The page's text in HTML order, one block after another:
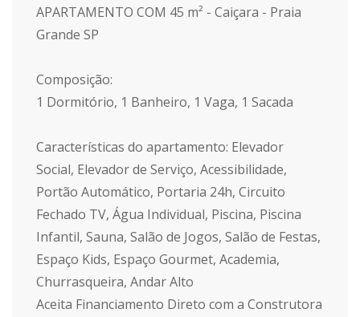
APARTAMENTO COM 45 m² - Caiçara - Praia
Grande SP
Composição:
1 Dormitório, 1 Banheiro, 1 Vaga, 1 Sacada
Características do apartamento: Elevador
Social, Elevador de Serviço, Acessibilidade,
Portão Automático, Portaria 24h, Circuito
Fechado TV, Água Individual, Piscina, Piscina
Infantil, Sauna, Salão de Jogos, Salão de Festas,
Espaço Kids, Espaço Gourmet, Academia,
Churrasqueira, Andar Alto
Aceita Financiamento Direto com a Construtora